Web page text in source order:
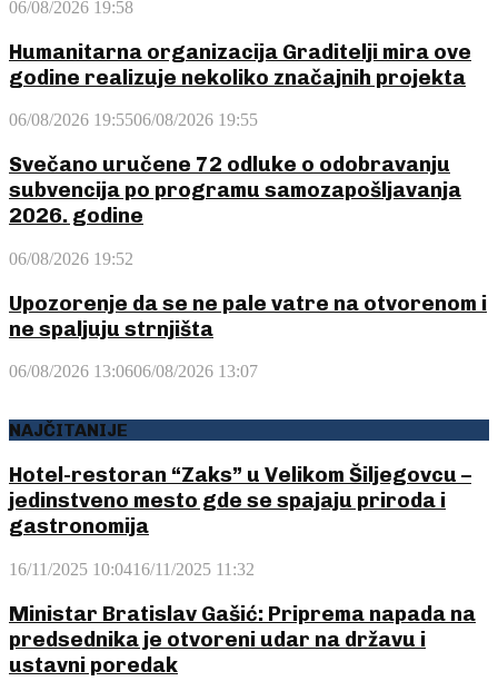
06/08/2026 19:58
Humanitarna organizacija Graditelji mira ove
godine realizuje nekoliko značajnih projekta
06/08/2026 19:5506/08/2026 19:55
Svečano uručene 72 odluke o odobravanju
subvencija po programu samozapošljavanja
2026. godine
06/08/2026 19:52
Upozorenje da se ne pale vatre na otvorenom i
ne spaljuju strnjišta
06/08/2026 13:0606/08/2026 13:07
NAJČITANIJE
Hotel-restoran “Zaks” u Velikom Šiljegovcu –
jedinstveno mesto gde se spajaju priroda i
gastronomija
16/11/2025 10:0416/11/2025 11:32
Ministar Bratislav Gašić: Priprema napada na
predsednika je otvoreni udar na državu i
ustavni poredak